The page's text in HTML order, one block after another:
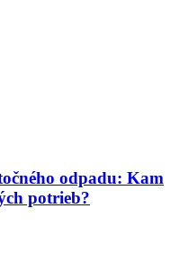
odpadu: Kam
potrieb?